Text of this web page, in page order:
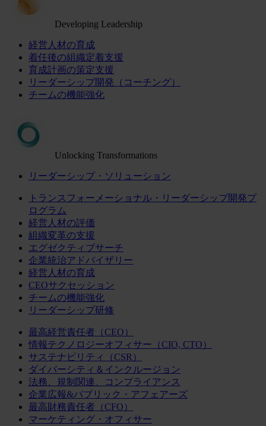
Developing Leadership
経営人材の育成
着任後の組織定着支援
育成計画の策定支援
リーダーシップ開発（コーチング）
チームの機能強化
Unlocking Transformations
リーダーシップ・ソリューション
トランスフォーメーショナル・リーダーシップ開発プ
ログラム
経営人材の評価
組織変革の支援
エグゼクティブサーチ
企業統治アドバイザリー
経営人材の育成
CEOサクセッション
チームの機能強化
リーダーシップ研修
最高経営責任者（CEO）
情報テクノロジーオフィサー（CIO, CTO）
サステナビリティ（CSR）
ダイバーシティ＆インクルージョン
法務、規制関連、コンプライアンス
企業広報&パブリック・アフェアーズ
最高財務責任者（CFO）
マーケティング・オフィサー